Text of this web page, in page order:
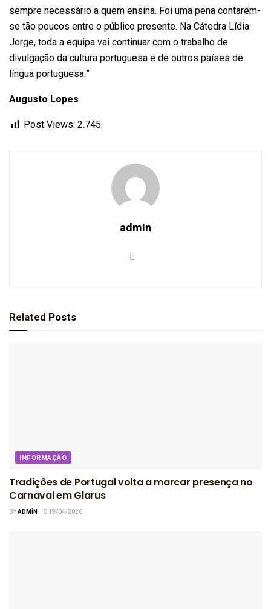
sempre necessário a quem ensina. Foi uma pena contarem-
se tão poucos entre o público presente. Na Cátedra Lídia
Jorge, toda a equipa vai continuar com o trabalho de
divulgação da cultura portuguesa e de outros países de
língua portuguesa.”
Augusto Lopes
Post Views: 2.745
admin
Related Posts
INFORMAÇÃO
Tradições de Portugal volta a marcar presença no
Carnaval em Glarus
BYADMIN 19/04/2026